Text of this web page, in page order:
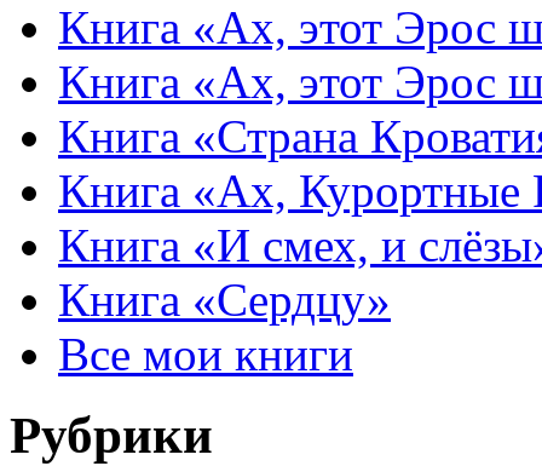
Книга «Ах, этот Эрос
Книга «Ах, этот Эрос
Книга «Страна
Книга «Ах,
Книга «И смех, и
Книга «Сердцу»
Все мои книги
Рубрики